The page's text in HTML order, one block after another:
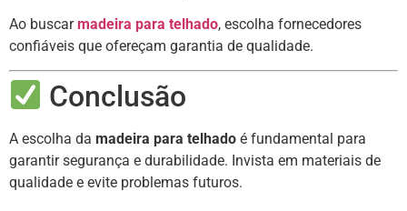
Ao buscarmadeira para telhado, escolha fornecedores
confiáveis que ofereçam garantia de qualidade.
Conclusão
A escolha da madeira para telhado é fundamental para
garantir segurança e durabilidade. Invista em materiais de
qualidade e evite problemas futuros.